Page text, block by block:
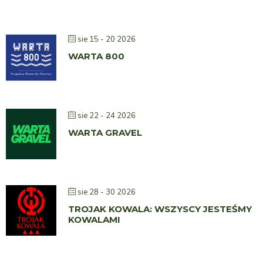
sie 15 - 20 2026
WARTA 800
sie 22 - 24 2026
WARTA GRAVEL
sie 28 - 30 2026
TROJAK KOWALA: WSZYSCY JESTEŚMY
KOWALAMI